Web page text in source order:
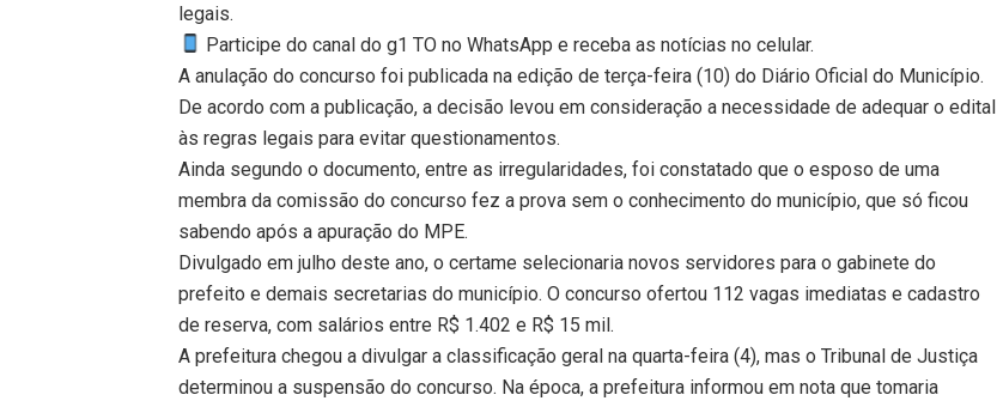
legais.
Participe do canal do g1 TO no WhatsApp e receba as notícias no celular.
A anulação do concurso foi publicada na edição de terça-feira (10) do Diário Oficial do Município.
De acordo com a publicação, a decisão levou em consideração a necessidade de adequar o edital
às regras legais para evitar questionamentos.
Ainda segundo o documento, entre as irregularidades, foi constatado que o esposo de uma
membra da comissão do concurso fez a prova sem o conhecimento do município, que só ficou
sabendo após a apuração do MPE.
Divulgado em julho deste ano, o certame selecionaria novos servidores para o gabinete do
prefeito e demais secretarias do município. O concurso ofertou 112 vagas imediatas e cadastro
de reserva, com salários entre R$ 1.402 e R$ 15 mil.
A prefeitura chegou a divulgar a classificação geral na quarta-feira (4), mas o Tribunal de Justiça
determinou a suspensão do concurso. Na época, a prefeitura informou em nota que tomaria